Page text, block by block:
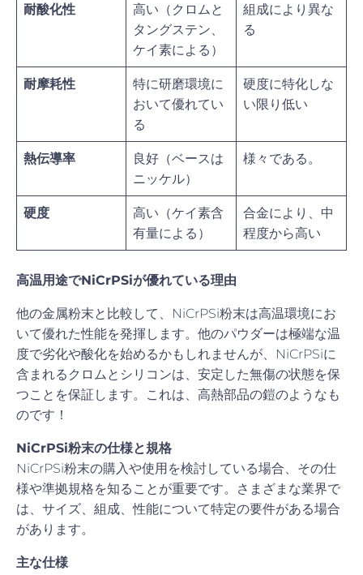
耐酸化性
高い（クロムと
タングステン、
ケイ素による）
組成により異な
る
耐摩耗性
特に研磨環境に
おいて優れてい
る
硬度に特化しな
い限り低い
熱伝導率
良好（ベースは
ニッケル）
様々である。
硬度
高い（ケイ素含
有量による）
合金により、中
程度から高い
高温用途でNiCrPSiが優れている理由
他の金属粉末と比較して、NiCrPSi粉末は高温環境にお
いて優れた性能を発揮します。他のパウダーは極端な温
度で劣化や酸化を始めるかもしれませんが、NiCrPSiに
含まれるクロムとシリコンは、安定した無傷の状態を保
つことを保証します。これは、高熱部品の鎧のようなも
のです！
NiCrPSi粉末の仕様と規格
NiCrPSi粉末の購入や使用を検討している場合、その仕
様や準拠規格を知ることが重要です。さまざまな業界で
は、サイズ、組成、性能について特定の要件がある場合
があります。
主な仕様